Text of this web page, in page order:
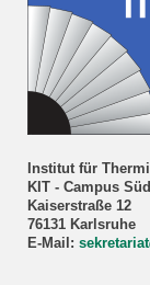
Institut für
KIT - Campus Süd
Kaiserstraße 12
76131 Karlsruhe
E-Mail: sekretariat